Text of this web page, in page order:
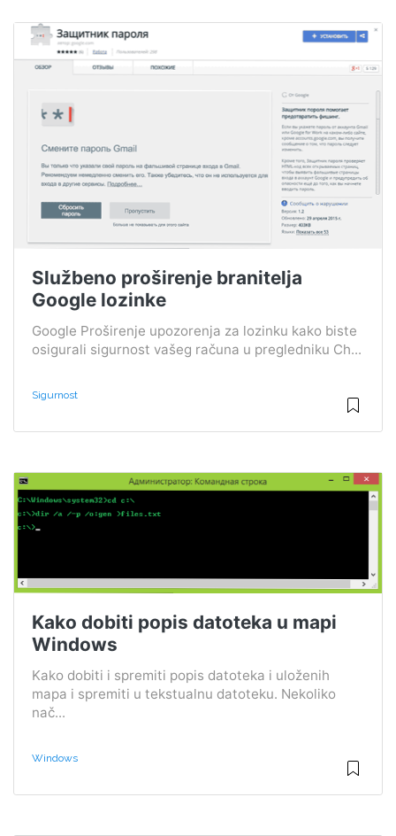
Službeno proširenje branitelja
Google lozinke
Google Proširenje upozorenja za lozinku kako biste
osigurali sigurnost vašeg računa u pregledniku Ch...
Sigurnost
Kako dobiti popis datoteka u mapi
Windows
Kako dobiti i spremiti popis datoteka i uloženih
mapa i spremiti u tekstualnu datoteku. Nekoliko
nač...
Windows